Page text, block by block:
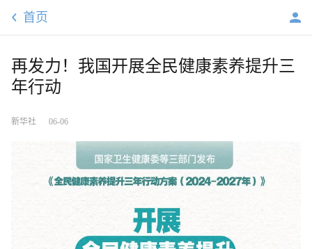
首页
再发力！我国开展全民健康素养提升三
年行动
新华社 06-06